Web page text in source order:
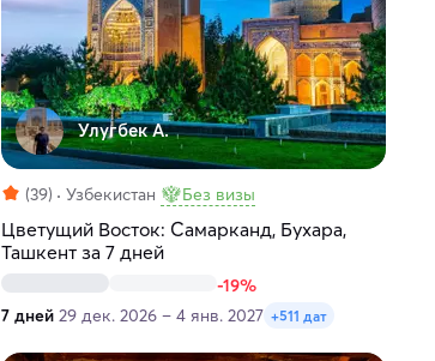
Улугбек А.
(39) Узбекистан Без визы
Цветущий Восток: Самарканд, Бухара,
Ташкент за 7 дней
-19%
7 дней 29 дек. 2026 – 4 янв. 2027 +511 дат